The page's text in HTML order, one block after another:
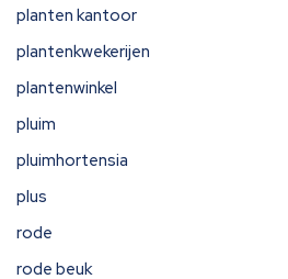
planten kantoor
plantenkwekerijen
plantenwinkel
pluim
pluimhortensia
plus
rode
rode beuk